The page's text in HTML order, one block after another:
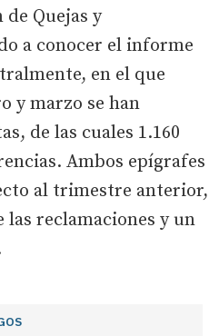
Quejas y
a conocer el informe
en el que
y marzo se han
de las cuales 1.160
Ambos epígrafes
al trimestre anterior,
las reclamaciones y un